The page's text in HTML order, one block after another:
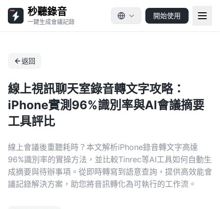
秒聽錄音
一鍵生成會議記錄
開始使用
返回
線上視訊聊天室錄音轉文字攻略：
iPhone實測96%識別率與AI會議摘要
工具評比
線上會議後重聽耗時？本文解析iPhone錄音轉文字高達
96%識別率的實操方法，並比較Tinrec等AI工具如何自動生
成摘要與待辦事項。從即時轉寫到語意查詢，提供高效能會
議記錄解決方案，助您將音訊轉化為可執行的工作流。